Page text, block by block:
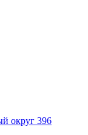
округ 396